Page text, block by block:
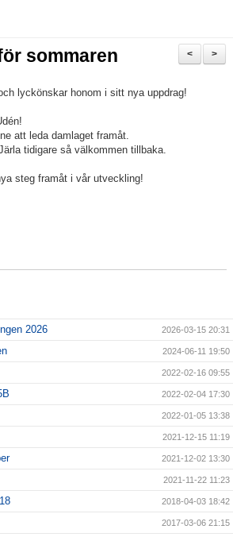
>
<
sommaren
lyckönskar honom i sitt nya uppdrag!
att leda damlaget framåt.
tidigare så välkommen tillbaka.
steg framåt i vår utveckling!
2026 2026-03-15 20:31
2024-06-11 19:50
2022-02-16 09:55
2022-02-04 17:30
2022-01-05 13:38
2021-12-15 11:19
2021-12-02 13:30
2021-11-22 11:23
2018-04-03 18:42
2017-03-06 21:15